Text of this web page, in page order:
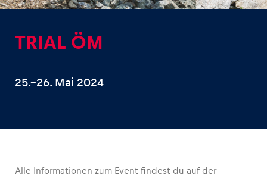
TRIAL ÖM
25.–26. Mai 2024
Alle Informationen zum Event findest du auf der